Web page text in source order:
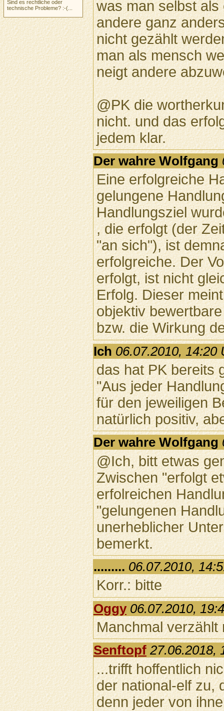
was man selbst
andere ganz
nicht gezählt
man als mensch
neigt andere
@PK die
nicht. und das
jedem klar.
Der wahre Wolfgang
Eine erfolgreiche
gelungene
Handlungsziel
, die erfolgt (der
"an sich"), ist
erfolgreiche. Der
erfolgt, ist nicht
Erfolg. Dieser
objektiv
bzw. die Wirkung
Ich 06.07.2010, 14:20
das hat PK bereits
"Aus jeder
für den jeweiligen
natürlich positiv,
Der wahre Wolfgang
@Ich, bitt etwas
Zwischen "erfolgt
erfolreichen
"gelungenen
unerheblicher
bemerkt.
......... 06.07.2010,
Korr.: bitte
Oggy 06.07.2010,
Manchmal verzählt
Senftopf 27.06.2018,
...trifft hoffentlich
der national-elf zu,
denn jeder von
Sind es rechtliche oder
technische Probleme? :-(...